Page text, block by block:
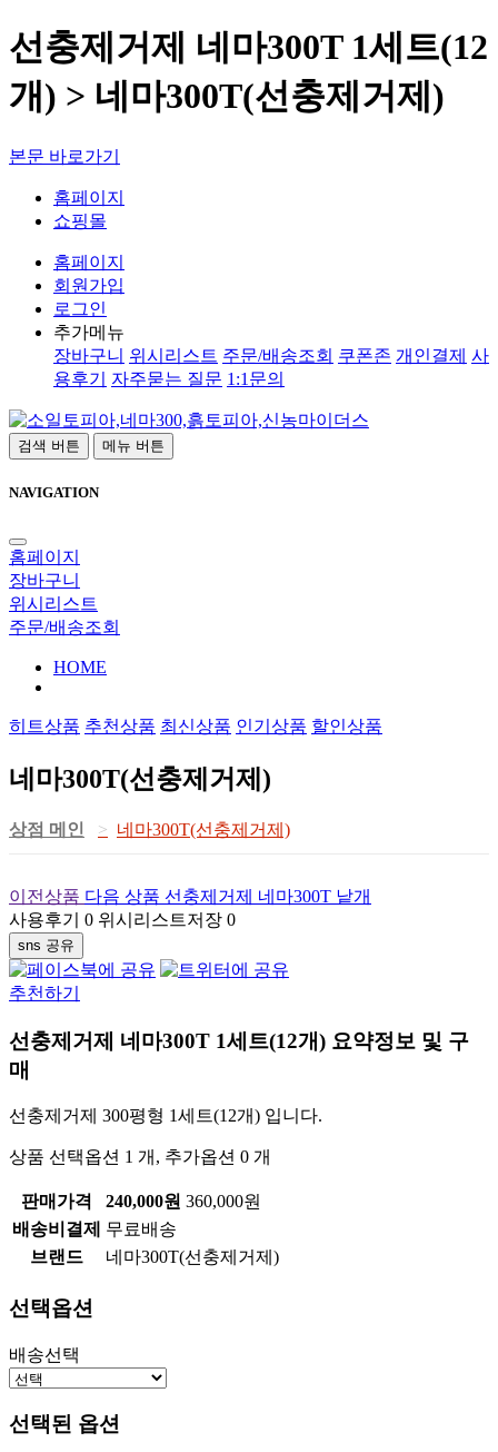
선충제거제 네마300T 1세트(12
개) > 네마300T(선충제거제)
본문 바로가기
홈페이지
쇼핑몰
홈페이지
회원가입
로그인
추가메뉴
장바구니 위시리스트 주문/배송조회 쿠폰존 개인결제 사
용후기
자주묻는 질문 1:1문의
검색 버튼 메뉴 버튼
NAVIGATION
홈페이지
장바구니
위시리스트
주문/배송조회
HOME
히트상품 추천상품 최신상품 인기상품 할인상품
네마300T(선충제거제)
상점 메인 네마300T(선충제거제)
이전상품 다음 상품 선충제거제 네마300T 낱개
사용후기
0 위시리스트저장 0
sns 공유
추천하기
선충제거제 네마300T 1세트(12개) 요약정보 및 구
매
선충제거제 300평형 1세트(12개) 입니다.
상품 선택옵션 1 개, 추가옵션 0 개
판매가격 240,000원 360,000원
배송비결제
무료배송
브랜드
네마300T(선충제거제)
선택옵션
배송선택
선택된 옵션